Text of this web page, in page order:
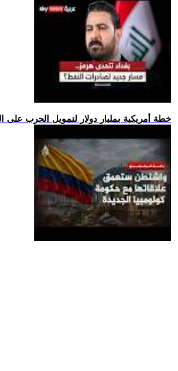
.. خطة أمريكية بمليار دولار لتمويل الحرب على